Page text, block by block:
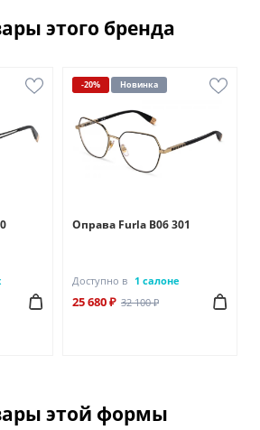
этого бренда
-20% Новинка
Оправа Furla B06 301
Доступно в 1 салоне
25 680 ₽ 32 100 ₽
этой формы